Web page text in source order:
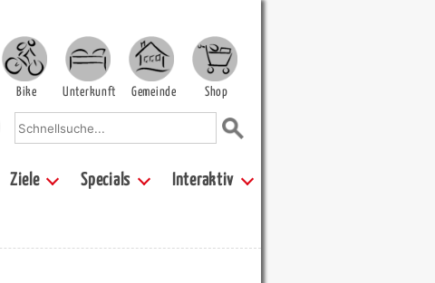
Bike Unterkunft Gemeinde Shop
Ziele Specials Interaktiv